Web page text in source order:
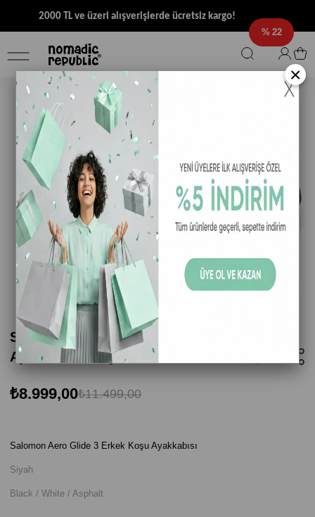
2000 TL ve üzeri alışverişlerde ücretsiz kargo!
22
Salomon Aero Glide 3 Erkek Koşu
Ayakkabısı - Siyah
₺11.499,00
₺8.999,00
Salomon Aero Glide 3 Erkek Koşu Ayakkabısı
Siyah
Black / White / Asphalt
×